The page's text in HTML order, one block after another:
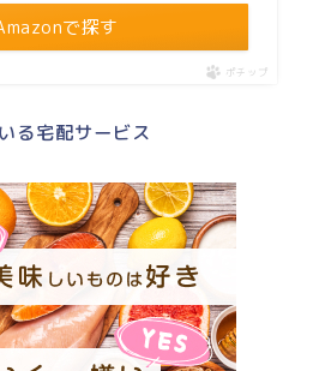
で探す
ポチップ
る宅配サービス